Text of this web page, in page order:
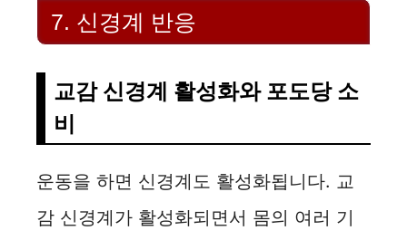
7. 신경계 반응
교감 신경계 활성화와 포도당 소
비
운동을 하면 신경계도 활성화됩니다. 교
감 신경계가 활성화되면서 몸의 여러 기